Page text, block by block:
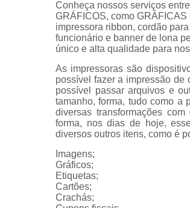
Conheça nossos serviços
GRÁFICOS, como
impressora ribbon, cordão
funcionário e banner de lona
único e alta qualidade para
As impressoras são
possível fazer a impressão de
possível passar arquivos e
tamanho, forma, tudo como a
diversas transformações
forma, nos dias de hoje,
diversos outros itens, como é
Imagens;
Gráficos;
Etiquetas;
Cartões;
Crachás;